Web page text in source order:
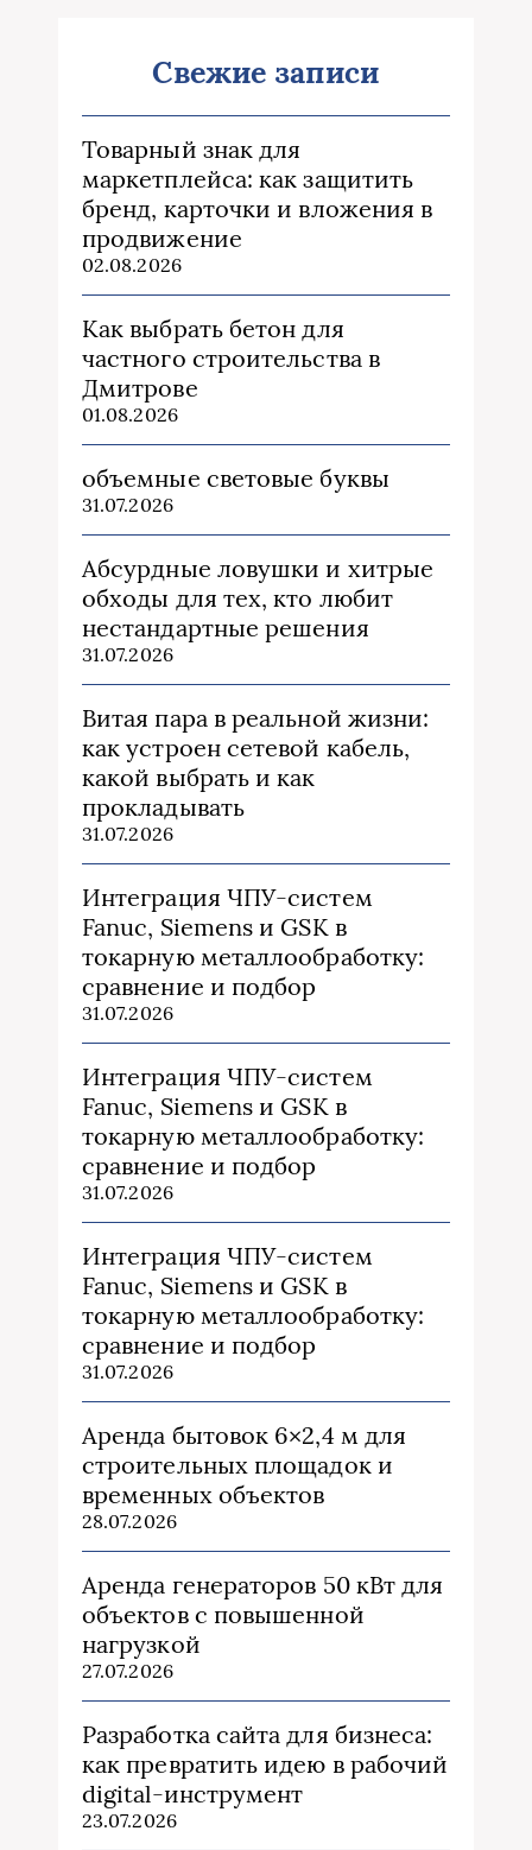
Свежие записи
Товарный знак для
маркетплейса: как защитить
бренд, карточки и вложения в
продвижение
02.08.2026
Как выбрать бетон для
частного строительства в
Дмитрове
01.08.2026
объемные световые буквы
31.07.2026
Абсурдные ловушки и хитрые
обходы для тех, кто любит
нестандартные решения
31.07.2026
Витая пара в реальной жизни:
как устроен сетевой кабель,
какой выбрать и как
прокладывать
31.07.2026
Интеграция ЧПУ-систем
Fanuc, Siemens и GSK в
токарную металлообработку:
сравнение и подбор
31.07.2026
Интеграция ЧПУ-систем
Fanuc, Siemens и GSK в
токарную металлообработку:
сравнение и подбор
31.07.2026
Интеграция ЧПУ-систем
Fanuc, Siemens и GSK в
токарную металлообработку:
сравнение и подбор
31.07.2026
Аренда бытовок 6×2,4 м для
строительных площадок и
временных объектов
28.07.2026
Аренда генераторов 50 кВт для
объектов с повышенной
нагрузкой
27.07.2026
Разработка сайта для бизнеса:
как превратить идею в рабочий
digital-инструмент
23.07.2026